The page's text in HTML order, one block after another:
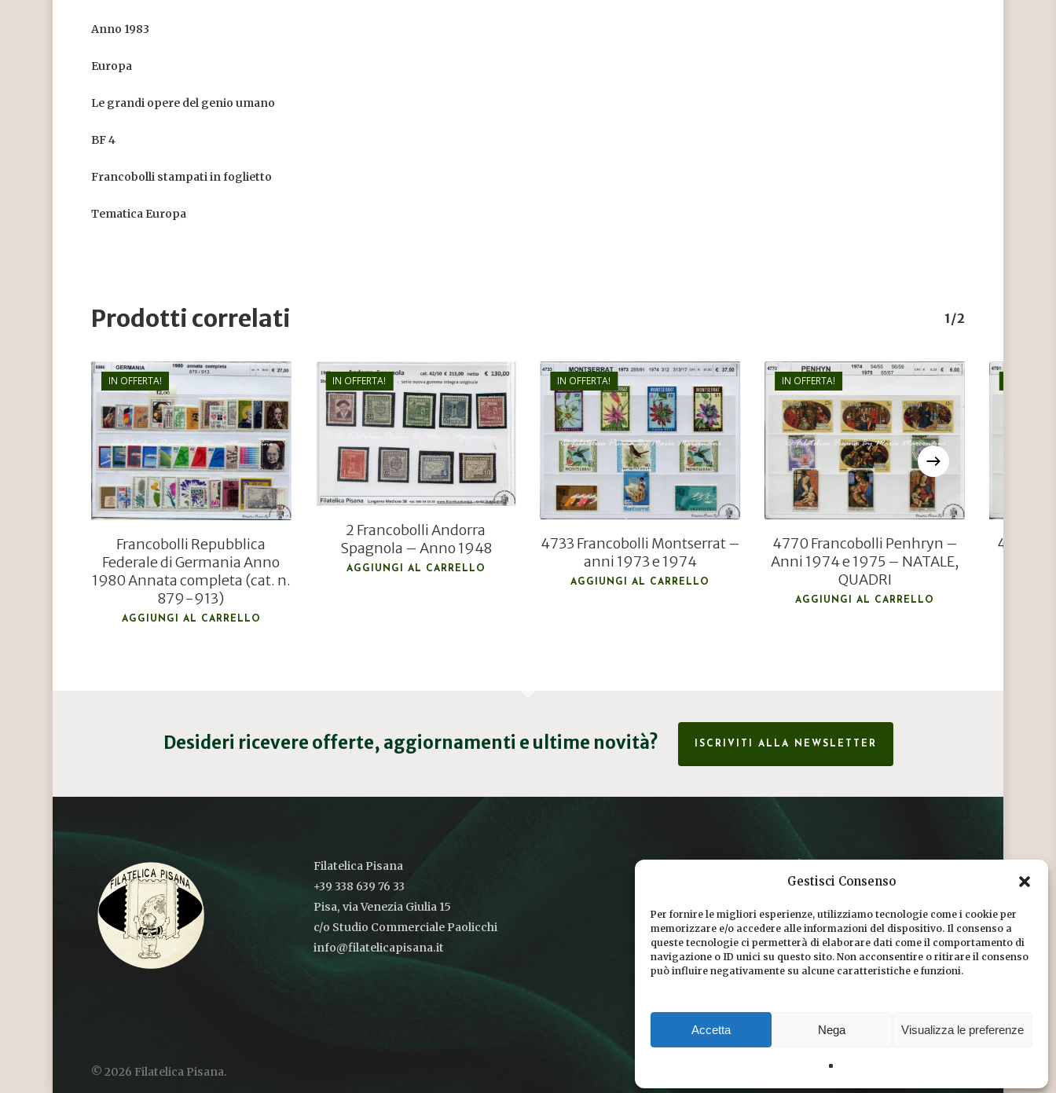
Gestisci Consenso
Per fornire le migliori esperienze, utilizziamo tecnologie come i cookie per
memorizzare e/o accedere alle informazioni del dispositivo. Il consenso a
queste tecnologie ci permetterà di elaborare dati come il comportamento di
navigazione o ID unici su questo sito. Non acconsentire o ritirare il consenso
può influire negativamente su alcune caratteristiche e funzioni.
Accetta Nega Visualizza le preferenze
Anno 1983
Europa
Le grandi opere del genio umano
BF 4
Francobolli stampati in foglietto
Tematica Europa
Prodotti correlati 1/2
IN OFFERTA!
€46,80
€31,50
Francobolli Repubblica
Federale di Germania Anno
1980 Annata completa (cat. n.
879-913)
AGGIUNGI AL CARRELLO
IN OFFERTA!
€ 130,00
€90,00
2 Francobolli Andorra
Spagnola – Anno 1948
AGGIUNGI AL CARRELLO
IN OFFERTA!
€37,00
€26,00
4733 Francobolli Montserrat –
anni 1973 e 1974
AGGIUNGI AL CARRELLO
IN OFFERTA!
€6,00
€4,20
4770 Francobolli Penhryn –
Anni 1974 e 1975 – NATALE,
QUADRI
AGGIUNGI AL CARRELLO
4781
Desideri ricevere offerte, aggiornamenti e ultime novità? ISCRIVITI ALLA NEWSLETTER
Filatelica Pisana
+39 338 639 76 33
Pisa, via Venezia Giulia 15
c/o Studio Commerciale Paolicchi
info@filatelicapisana.it
COOKIE POLICY
DICONO DI NOI
CHI SIAMO
© 2026 Filatelica Pisana.